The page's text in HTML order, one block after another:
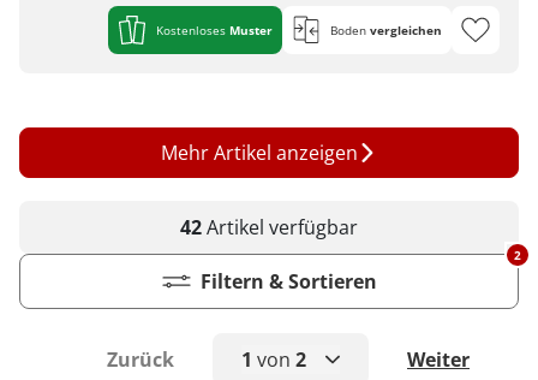
Kostenloses Muster Boden vergleichen
Mehr Artikel anzeigen
42Artikel verfügbar
Zurück 1 von 2 Weiter
Filtern & Sortieren
2